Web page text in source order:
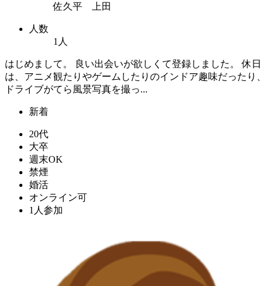
佐久平 上田
人数
1人
はじめまして。 良い出会いが欲しくて登録しました。 休日
は、アニメ観たりやゲームしたりのインドア趣味だったり、
ドライブがてら風景写真を撮っ...
新着
20代
大卒
週末OK
禁煙
婚活
オンライン可
1人参加